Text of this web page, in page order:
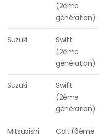
(2ème
génération)
Suzuki
Swift
(2ème
génération)
Suzuki
Swift
(2ème
génération)
Mitsubishi
Colt (6ème